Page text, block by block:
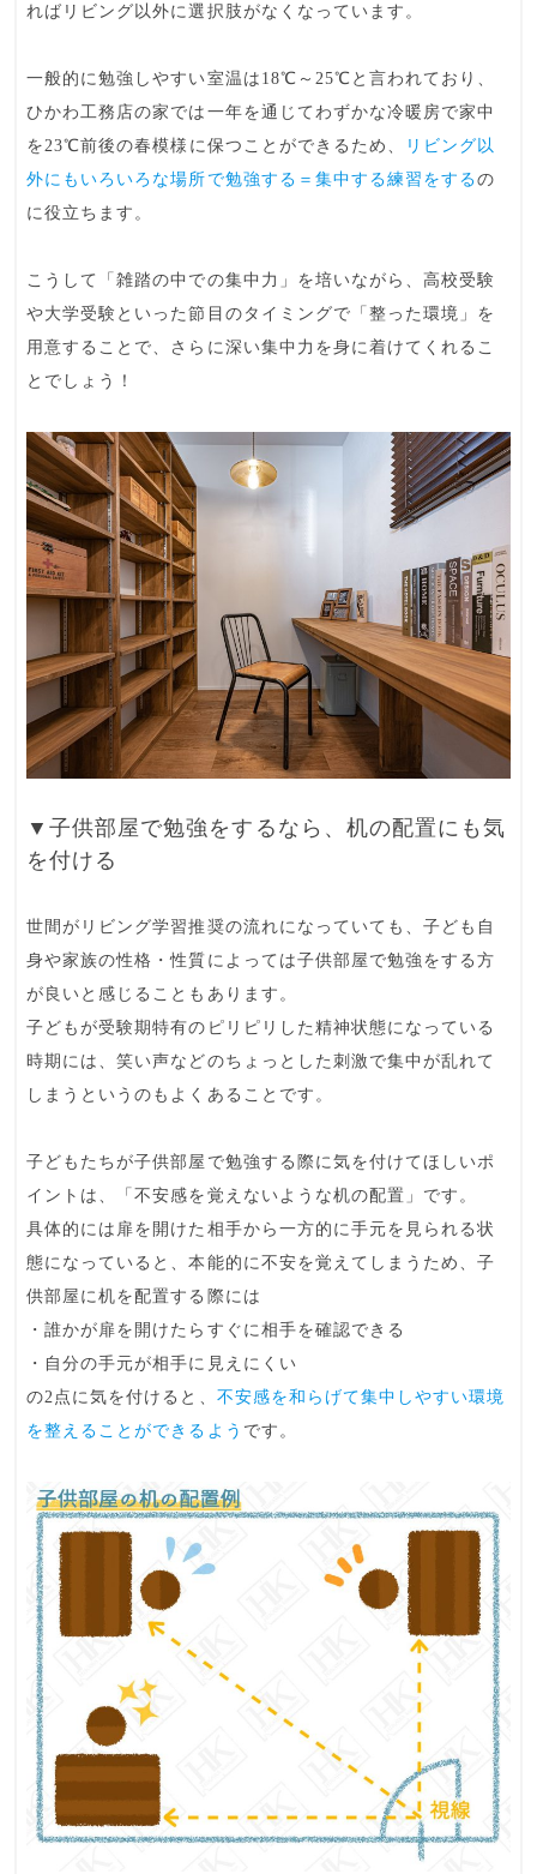
ればリビング以外に選択肢がなくなっています。
一般的に勉強しやすい室温は18℃～25℃ と言われており、
ひかわ工務店の家では一年を通じてわずかな冷暖房で家中
を23℃前後の春模様に保つことができるため、
リビング以
外にもいろいろな場所で勉強する＝集中する練習をするの
に役立ちます。
こうして 「雑踏の中での集中力」 を培いながら、高校受験
や大学受験といった節目のタイミングで「整った環境」を
用意することで、さらに深い集中力を身に着けてくれるこ
とでしょう！
▼子供部屋で勉強をするなら、机の配置にも気
を付ける
世間がリビング学習推奨の流れになっていても、子ども自
身や家族の性格・性質によっては子供部屋で勉強をする方
が良いと感じることもあります。
子どもが受験期特有のピリピリした精神状態になっている
時期には、笑い声などのちょっとした刺激で集中が乱れて
しまうというのもよくあることです。
子どもたちが子供部屋で勉強する際に気を付けてほしいポ
イントは、
「不安感を覚えないような机の配置」 です。
具体的には扉を開けた相手から一方的に手元を見られる状
態になっていると、本能的に不安を覚えてしまうため、子
供部屋に机を配置する際には
・誰かが扉を開けたらすぐに相手を確認できる
・自分の手元が相手に見えにくい
の2点に気を付けると、 不安感を和らげて集中しやすい環境
を整えることができるよう です。